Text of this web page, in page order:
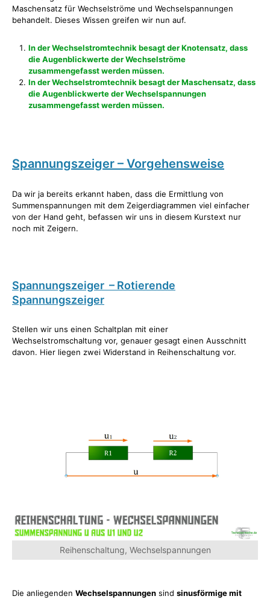
Maschensatz für Wechselströme und Wechselspannungen
behandelt. Dieses Wissen greifen wir nun auf.
In der Wechselstromtechnik besagt der Knotensatz, dass
die Augenblickwerte der Wechselströme
zusammengefasst werden müssen.
In der Wechselstromtechnik besagt der Maschensatz, dass
die Augenblickwerte der Wechselspannungen
zusammengefasst werden müssen.
Spannungszeiger – Vorgehensweise
Da wir ja bereits erkannt haben, dass die Ermittlung von
Summenspannungen mit dem Zeigerdiagrammen viel einfacher
von der Hand geht, befassen wir uns in diesem Kurstext nur
noch mit Zeigern.
Spannungszeiger – Rotierende
Spannungszeiger
Stellen wir uns einen Schaltplan mit einer
Wechselstromschaltung vor, genauer gesagt einen Ausschnitt
davon. Hier liegen zwei Widerstand in Reihenschaltung vor.
Reihenschaltung, Wechselspannungen
Die anliegenden Wechselspannungen sind sinusförmige mit